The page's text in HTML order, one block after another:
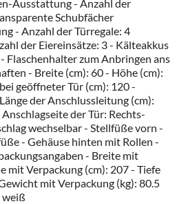
Ausstattung - Anzahl der
Schubfächer
- Anzahl der Türregale: 4
der Eiereinsätze: 3 - Kälteakkus
Flaschenhalter zum Anbringen ans
- Breite (cm): 60 - Höhe (cm):
geöffneter Tür (cm): 120 -
der Anschlussleitung (cm):
der Tür: Rechts-
wechselbar - Stellfüße vorn -
- Gehäuse hinten mit Rollen -
- Breite mit
mit Verpackung (cm): 207 - Tiefe
mit Verpackung (kg): 80.5
weiß